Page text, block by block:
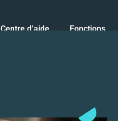
Centre d’aide Fonctions